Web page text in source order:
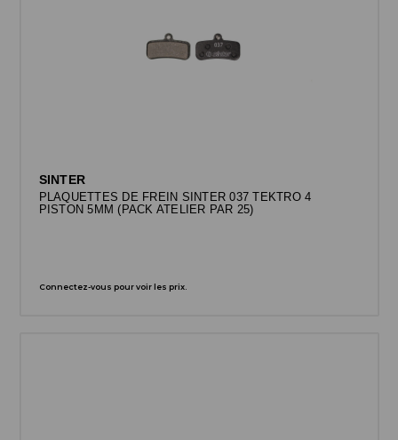
SINTER
PLAQUETTES DE FREIN SINTER 037 TEKTRO 4
PISTON 5MM (PACK ATELIER PAR 25)
Connectez-vous pour voir les prix.